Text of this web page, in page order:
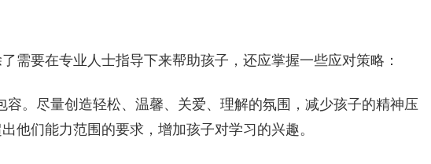
需要在专业人士指导下来帮助孩子，还应掌握一些应对策略：
容。尽量创造轻松、温馨、关爱、理解的氛围，减少孩子的精神压
他们能力范围的要求，增加孩子对学习的兴趣。